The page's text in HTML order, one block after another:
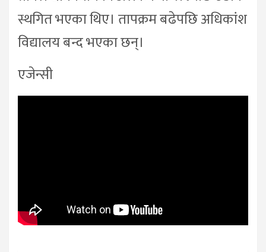
स्थगित भएका थिए। तापक्रम बढेपछि अधिकांश
विद्यालय बन्द भएका छन्।
एजेन्सी